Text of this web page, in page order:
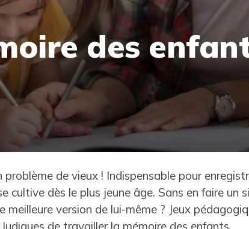
des
problème de vieux ! Indispensable pour
cultive dès le plus jeune âge. Sans en faire un
version de lui-même ? Jeux